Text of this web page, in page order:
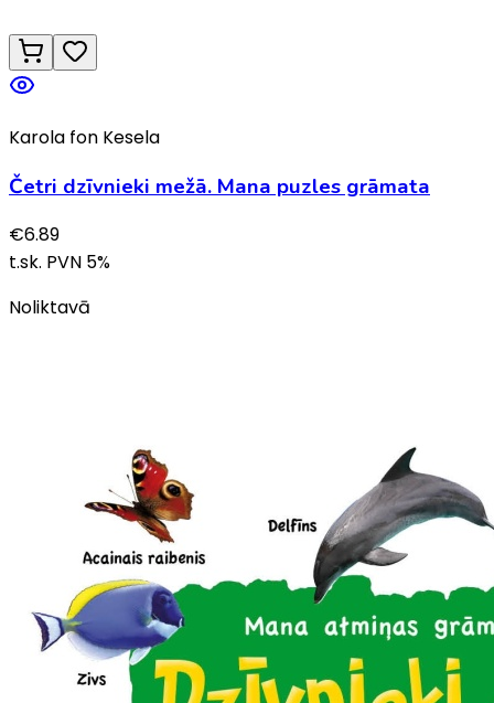
Karola fon Kesela
Četri dzīvnieki mežā. Mana puzles grāmata
€6.89
t.sk. PVN 5%
Noliktavā